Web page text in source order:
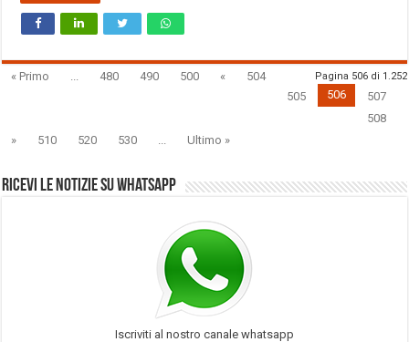
Pagina 506 di 1.252
« Primo ... 480 490 500 «
504
505
506
507
508
»
510 520 530 ... Ultimo »
Ricevi le notizie su Whatsapp
Iscriviti al nostro canale whatsapp